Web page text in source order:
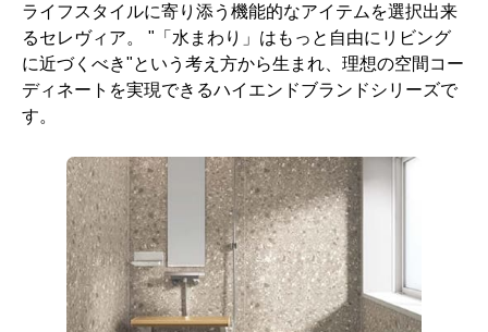
ライフスタイルに寄り添う機能的なアイテムを選択出来
るセレヴィア。 "「水まわり」はもっと自由にリビング
に近づくべき"という考え方から生まれ、理想の空間コー
ディネートを実現できるハイエンドブランドシリーズで
す。